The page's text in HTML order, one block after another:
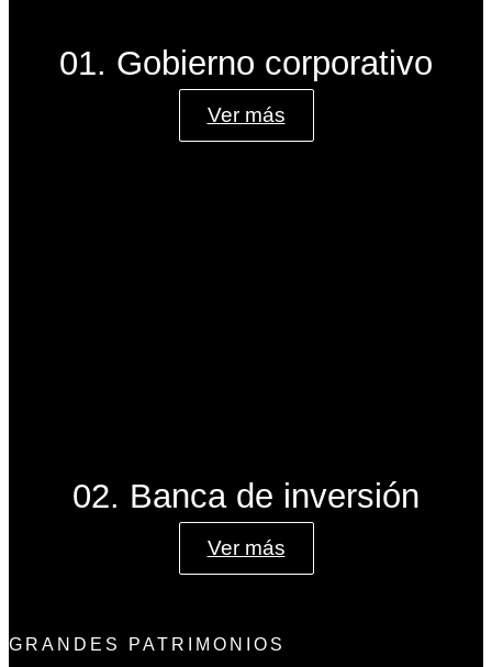
01. Gobierno corporativo
Ver más
02. Banca de inversión
Ver más
GRANDES PATRIMONIOS